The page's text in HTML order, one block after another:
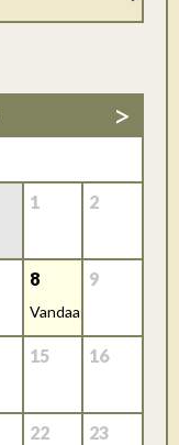
>
1 2
8
Vandaag
9
15 16
22 23